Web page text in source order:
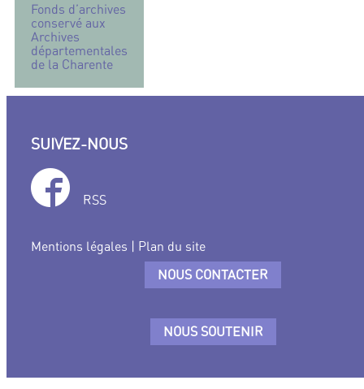
Fonds d’archives
conservé aux
Archives
départementales
de la Charente
SUIVEZ-NOUS
RSS
Mentions légales | Plan du site
NOUS CONTACTER
NOUS SOUTENIR